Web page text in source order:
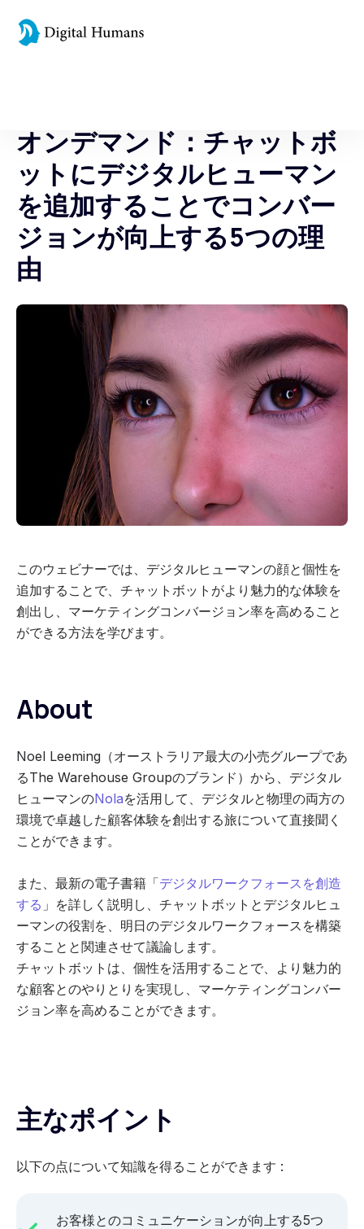
オンデマンド：チャットボ
ットにデジタルヒューマン
を追加することでコンバー
ジョンが向上する5つの理
由
このウェビナーでは、デジタルヒューマンの顔と個性を
追加することで、チャットボットがより魅力的な体験を
創出し、マーケティングコンバージョン率を高めること
ができる方法を学びます。
About
Noel Leeming（オーストラリア最大の小売グループであ
るThe Warehouse Groupのブランド）から、デジタル
ヒューマンのNolaを活用して、デジタルと物理の両方の
環境で卓越した顧客体験を創出する旅について直接聞く
ことができます。
また、最新の電子書籍「デジタルワークフォースを創造
する 」を詳しく説明し、チャットボットとデジタルヒュ
ーマンの役割を、明日のデジタルワークフォースを構築
することと関連させて議論します。
チャットボットは、個性を活用することで、より魅力的
な顧客とのやりとりを実現し、マーケティングコンバー
ジョン率を高めることができます。
主なポイント
以下の点について知識を得ることができます :
お客様とのコミュニケーションが向上する5つ